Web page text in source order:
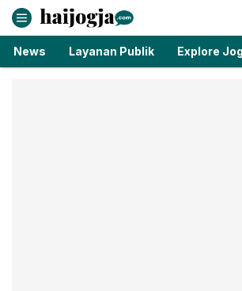
haijogja.com
Berita Jogja Terbaru dan Terkini
News Layanan Publik Explore